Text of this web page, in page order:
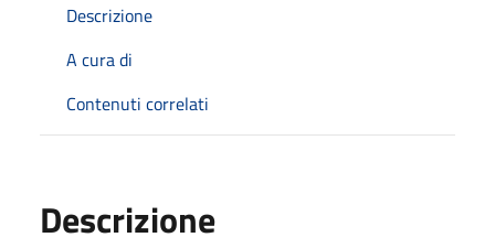
Descrizione
A cura di
Contenuti correlati
Descrizione